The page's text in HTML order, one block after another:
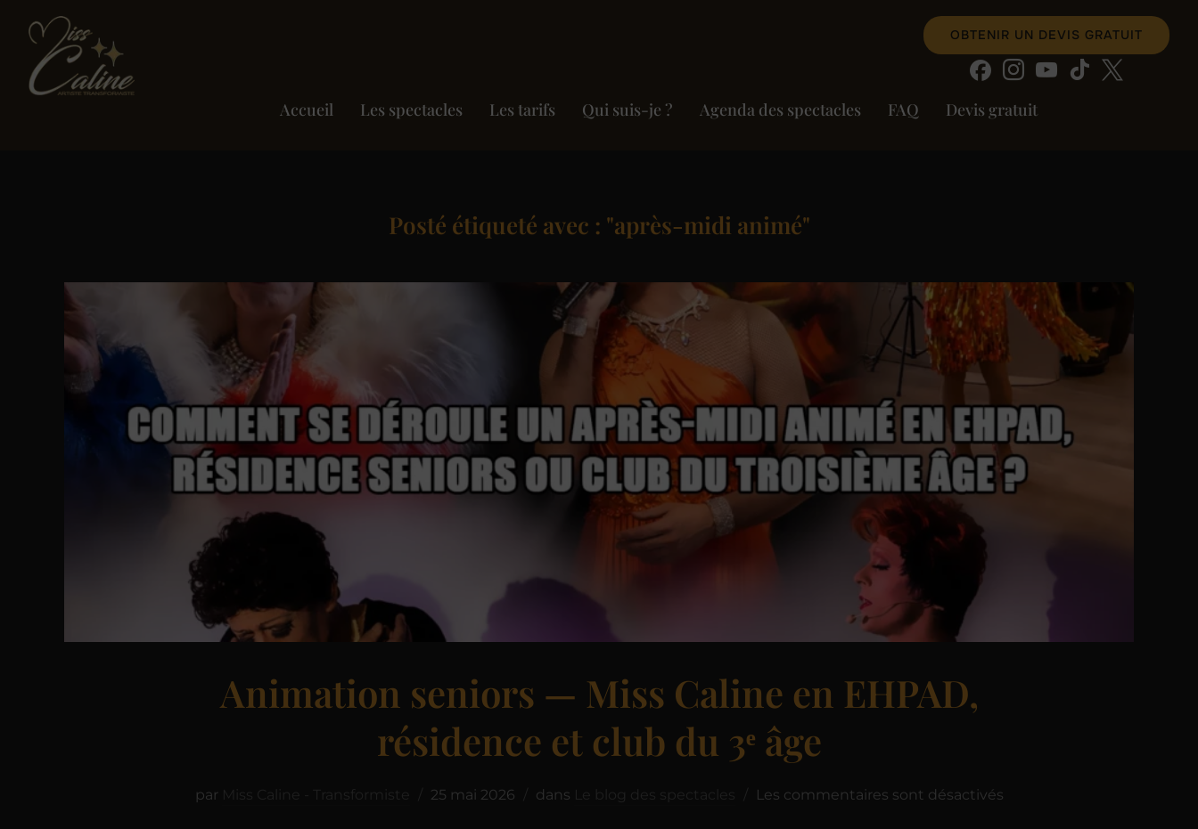
OBTENIR UN DEVIS GRATUIT
Accueil Les spectacles Les tarifs Qui suis-je ? Agenda des spectacles FAQ Devis gratuit
Posté étiqueté avec : "après-midi animé"
Animation seniors — Miss Caline en EHPAD,
résidence et club du 3ᵉ âge
par 25 mai 2026 dans Les commentaires sont désactivés